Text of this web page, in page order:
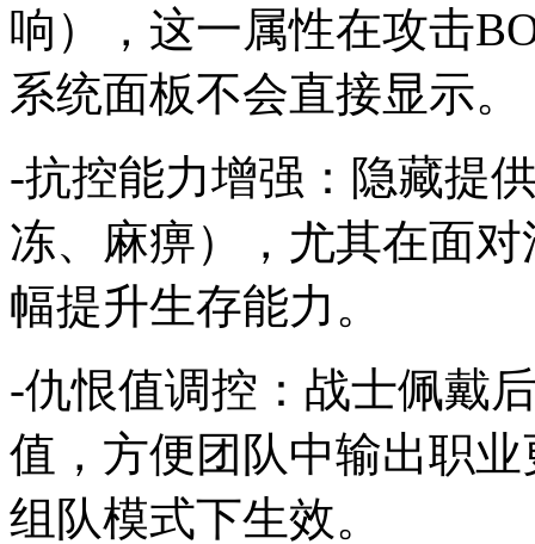
响），这一属性在攻击
系统面板不会直接显示。
-抗控能力增强：隐藏提
冻、麻痹），尤其在面
幅提升生存能力。
-仇恨值调控：战士佩戴
值，方便团队中输出职
组队模式下生效。